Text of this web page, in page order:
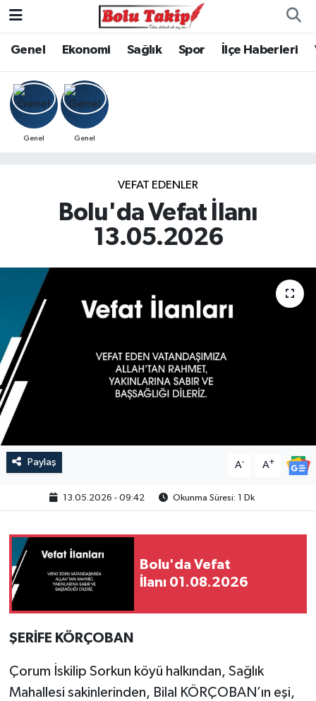
Genel Ekonomi Sağlık Spor İlçe Haberleri
Genel Genel
VEFAT EDENLER
Bolu'da Vefat İlanı
13.05.2026
Paylaş A- A+
13.05.2026 - 09:42 Okunma Süresi: 1 Dk
Bolu'da Vefat
İlanı 01.08.2026
ŞERİFE KÖRÇOBAN
Çorum İskilip Sorkun köyü halkından, Sağlık
Mahallesi sakinlerinden, Bilal KÖRÇOBAN’ın eşi,